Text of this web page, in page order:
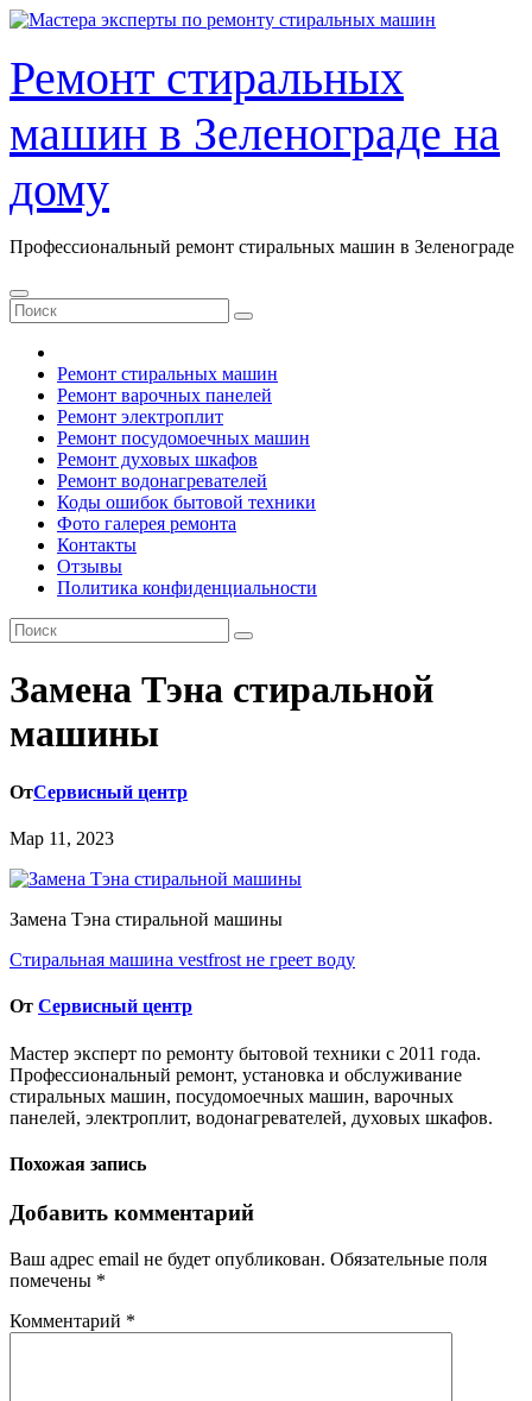
Перейти
содержанию
Ремонт стиральных
машин в Зеленограде на
дому
Профессиональный ремонт стиральных машин в Зеленограде
Ремонт стиральных машин
Ремонт варочных панелей
Ремонт электроплит
Ремонт посудомоечных машин
Ремонт духовых шкафов
Ремонт водонагревателей
Коды ошибок бытовой техники
Фото галерея ремонта
Контакты
Отзывы
Политика конфиденциальности
Замена Тэна стиральной
машины
ОтСервисный центр
Мар 11, 2023
Замена Тэна стиральной машины
Навигация
по
Стиральная машина vestfrost не греет воду
От Сервисный центр
Мастер эксперт по ремонту бытовой техники с 2011 года.
Профессиональный ремонт, установка и обслуживание
стиральных машин, посудомоечных машин, варочных
панелей, электроплит, водонагревателей, духовых шкафов.
Похожая запись
Добавить комментарий
Ваш адрес email не будет опубликован. Обязательные поля
помечены *
Комментарий *